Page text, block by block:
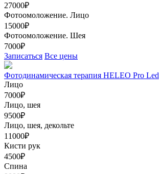
27000₽
Фотоомоложение. Лицо
15000₽
Фотоомоложение. Шея
7000₽
Записаться Все цены
Фотодинамическая терапия HELEO Pro Led
Лицо
7000₽
Лицо, шея
9500₽
Лицо, шея, декольте
11000₽
Кисти рук
4500₽
Спина